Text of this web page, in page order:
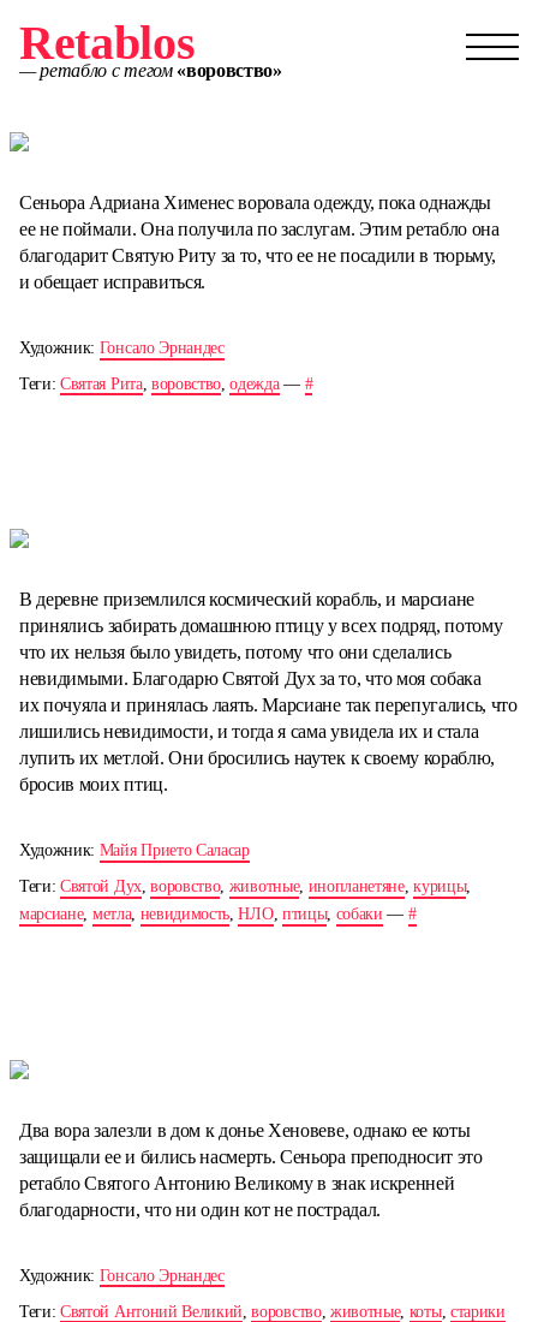
Retablos
— ретабло с тегом «воровство»
Сеньора Адриана Хименес воровала одежду, пока однажды
ее не поймали. Она получила по заслугам. Этим ретабло она
благодарит Святую Риту за то, что ее не посадили в тюрьму,
и обещает исправиться.
Художник: Гонсало Эрнандес
Теги:Святая Рита, воровство ,одежда— #
В деревне приземлился космический корабль, и марсиане
принялись забирать домашнюю птицу у всех подряд, потому
что их нельзя было увидеть, потому что они сделались
невидимыми. Благодарю Святой Дух за то, что моя собака
их почуяла и принялась лаять. Марсиане так перепугались, что
лишились невидимости, и тогда я сама увидела их и стала
лупить их метлой. Они бросились наутек к своему кораблю,
бросив моих птиц.
Художник: Майя Прието Саласар
Теги:Святой Дух,воровство, животные, инопланетяне,курицы,
марсиане, метла, невидимость,НЛО, птицы, собаки — #
Два вора залезли в дом к донье Хеновеве, однако ее коты
защищали ее и бились насмерть. Сеньора преподносит это
ретабло Святого Антонию Великому в знак искренней
благодарности, что ни один кот не пострадал.
Художник: Гонсало Эрнандес
Теги:Святой Антоний Великий ,воровство, животные, коты, старики